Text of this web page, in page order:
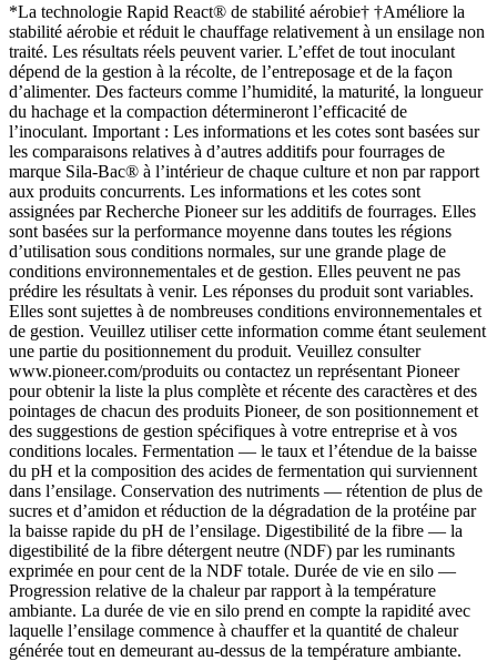
*La technologie Rapid React® de stabilité aérobie† †Améliore la
stabilité aérobie et réduit le chauffage relativement à un ensilage non
traité. Les résultats réels peuvent varier. L’effet de tout inoculant
dépend de la gestion à la récolte, de l’entreposage et de la façon
d’alimenter. Des facteurs comme l’humidité, la maturité, la longueur
du hachage et la compaction détermineront l’efficacité de
l’inoculant. Important : Les informations et les cotes sont basées sur
les comparaisons relatives à d’autres additifs pour fourrages de
marque Sila-Bac® à l’intérieur de chaque culture et non par rapport
aux produits concurrents. Les informations et les cotes sont
assignées par Recherche Pioneer sur les additifs de fourrages. Elles
sont basées sur la performance moyenne dans toutes les régions
d’utilisation sous conditions normales, sur une grande plage de
conditions environnementales et de gestion. Elles peuvent ne pas
prédire les résultats à venir. Les réponses du produit sont variables.
Elles sont sujettes à de nombreuses conditions environnementales et
de gestion. Veuillez utiliser cette information comme étant seulement
une partie du positionnement du produit. Veuillez consulter
www.pioneer.com/produits ou contactez un représentant Pioneer
pour obtenir la liste la plus complète et récente des caractères et des
pointages de chacun des produits Pioneer, de son positionnement et
des suggestions de gestion spécifiques à votre entreprise et à vos
conditions locales. Fermentation — le taux et l’étendue de la baisse
du pH et la composition des acides de fermentation qui surviennent
dans l’ensilage. Conservation des nutriments — rétention de plus de
sucres et d’amidon et réduction de la dégradation de la protéine par
la baisse rapide du pH de l’ensilage. Digestibilité de la fibre — la
digestibilité de la fibre détergent neutre (NDF) par les ruminants
exprimée en pour cent de la NDF totale. Durée de vie en silo —
Progression relative de la chaleur par rapport à la température
ambiante. La durée de vie en silo prend en compte la rapidité avec
laquelle l’ensilage commence à chauffer et la quantité de chaleur
générée tout en demeurant au-dessus de la température ambiante.